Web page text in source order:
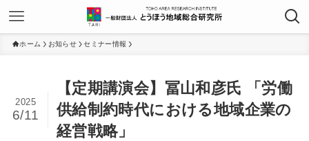
ホーム お知らせ セミナー情報
【定期講演会】冨山和彦氏 「労働
供給制約時代における地域企業の
経営戦略」
2025
6/11